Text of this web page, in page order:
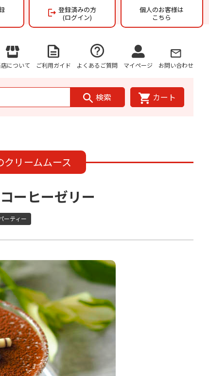
登録済みの方
(ログイン)
個人のお客様は
こちら
について ご利用ガイド よくあるご質問 マイページ お問い合わせ
検索 カート
リームムース
ーヒーゼリー
ーティー